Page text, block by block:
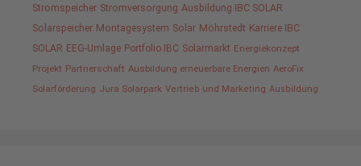
Stromspeicher Stromversorgung Ausbildung IBC SOLAR
Solarspeicher Montagesystem Solar Möhrstedt Karriere IBC
SOLAR EEG-Umlage Portfolio IBC Solarmarkt Energiekonzept
Projekt Partnerschaft Ausbildung erneuerbare Energien AeroFix
Solarförderung Jura Solarpark Vertrieb und Marketing Ausbildung